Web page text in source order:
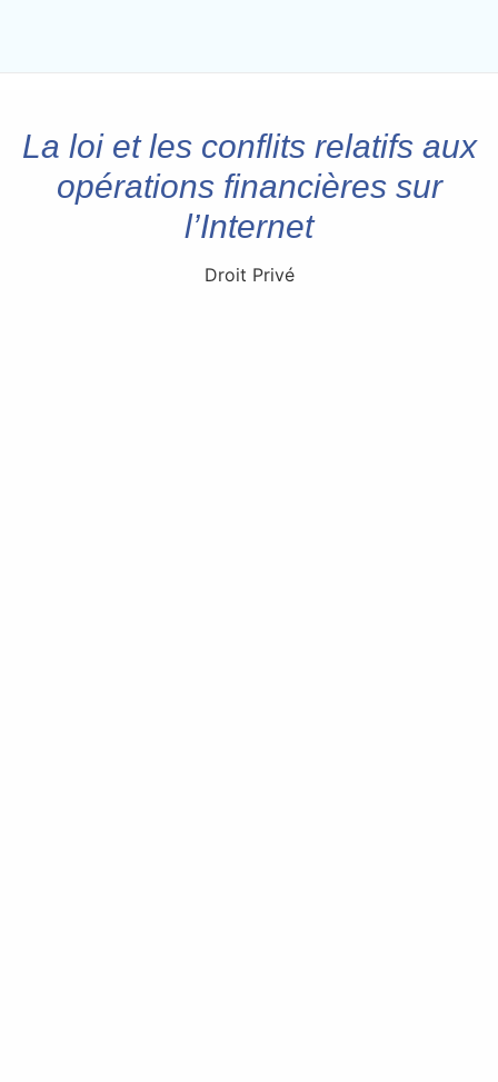
La loi et les conflits relatifs aux
opérations financières sur
l’Internet
Droit Privé